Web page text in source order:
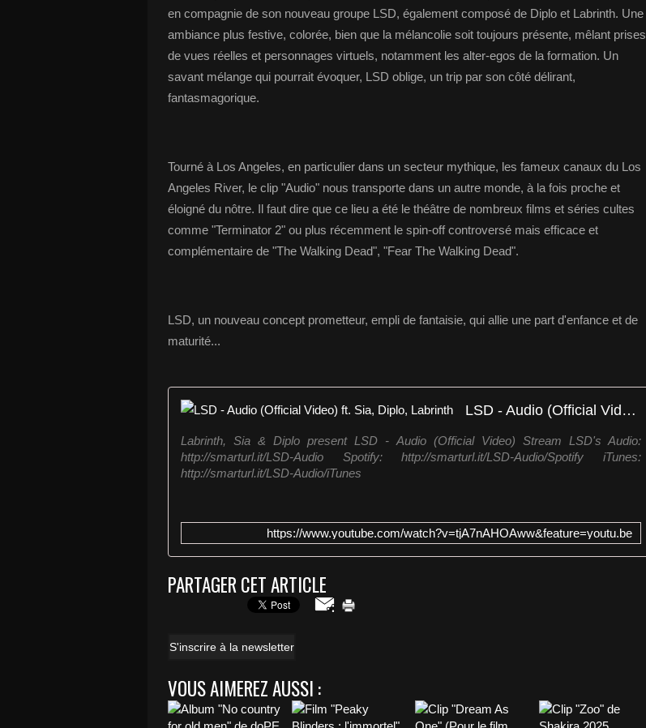
en compagnie de son nouveau groupe LSD, également composé de Diplo et Labrinth. Une
ambiance plus festive, colorée, bien que la mélancolie soit toujours présente, mêlant prises
de vues réelles et personnages virtuels, notamment les alter-egos de la formation. Un
savant mélange qui pourrait évoquer, LSD oblige, un trip par son côté délirant,
fantasmagorique.
Tourné à Los Angeles, en particulier dans un secteur mythique, les fameux canaux du Los
Angeles River, le clip "Audio" nous transporte dans un autre monde, à la fois proche et
éloigné du nôtre. Il faut dire que ce lieu a été le théâtre de nombreux films et séries cultes
comme "Terminator 2" ou plus récemment le spin-off controversé mais efficace et
complémentaire de "The Walking Dead", "Fear The Walking Dead".
LSD, un nouveau concept prometteur, empli de fantaisie, qui allie une part d'enfance et de
maturité...
LSD - Audio (Official Video) ft. Sia, Diplo, Labrinth
Labrinth, Sia & Diplo present LSD - Audio (Official Video) Stream LSD's Audio:
http://smarturl.it/LSD-Audio Spotify: http://smarturl.it/LSD-Audio/Spotify iTunes:
http://smarturl.it/LSD-Audio/iTunes
https://www.youtube.com/watch?v=tjA7nAHOAww&feature=youtu.be
PARTAGER CET ARTICLE
S'inscrire à la newsletter
VOUS AIMEREZ AUSSI :